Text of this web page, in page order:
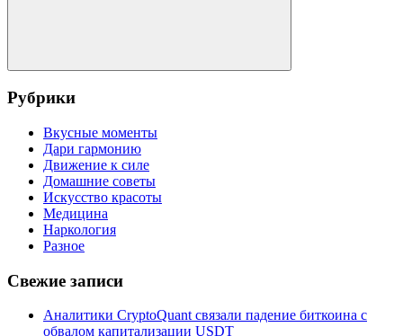
Поиск
Рубрики
Вкусные моменты
Дари гармонию
Движение к силе
Домашние советы
Искусство красоты
Медицина
Наркология
Разное
Свежие записи
Аналитики CryptoQuant связали падение биткоина с
обвалом капитализации USDT